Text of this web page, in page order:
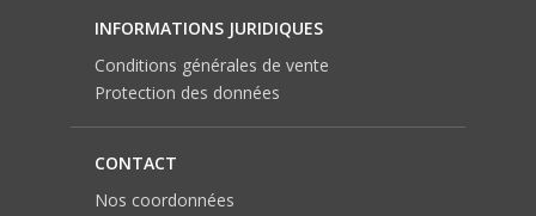
INFORMATIONS JURIDIQUES
Conditions générales de vente
Protection des données
CONTACT
Nos coordonnées